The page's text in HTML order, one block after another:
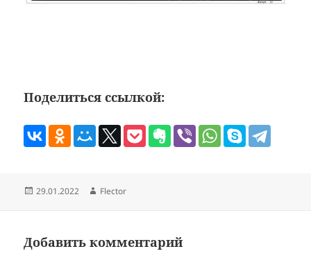
Поделиться ссылкой:
Опубликовано Автор
Flector
Добавить комментарий